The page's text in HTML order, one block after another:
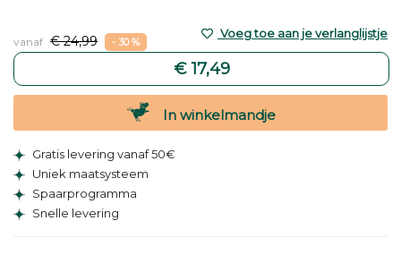
vanaf € 24,99 - 30 %
€ 17,49
Voeg toe aan je verlanglijstje
In winkelmandje
Gratis levering vanaf 50€
Uniek maatsysteem
Spaarprogramma
Snelle levering